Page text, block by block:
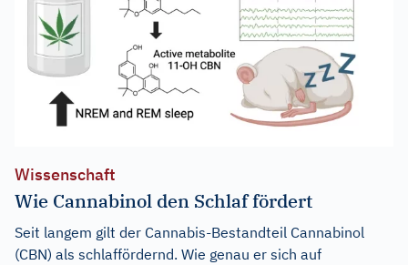
Wissenschaft
Wie Cannabinol den Schlaf fördert
Seit langem gilt der Cannabis-Bestandteil Cannabinol
(CBN) als schlaffördernd. Wie genau er sich auf